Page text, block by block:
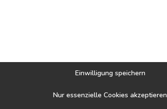
Einwilligung speichern
Nur essenzielle Cookies akzeptieren